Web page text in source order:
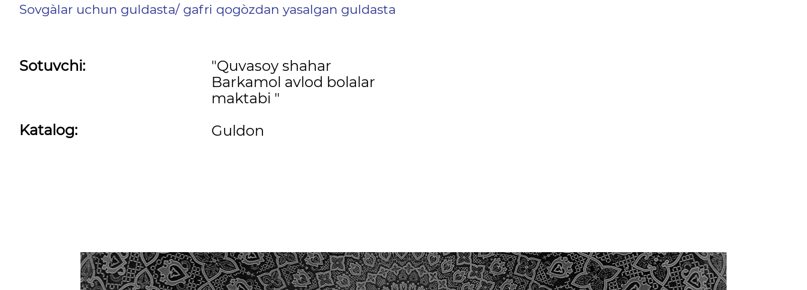
Sovg`alar uchun guldasta/ gafri qog`ozdan yasalgan guldasta
Sotuvchi:
Katalog:
"Quvasoy shahar
Barkamol avlod bolalar
maktabi "
Guldon